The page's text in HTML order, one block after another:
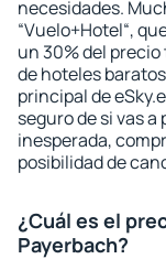
necesidades.
“Vuelo+Hotel“,
un 30% del
de hoteles
principal de
seguro de si vas
inesperada,
posibilidad de
¿Cuál es el
Payerbach?